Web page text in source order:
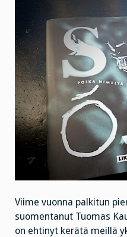
Viime vuonna palkitun
suomentanut Tuomas
on ehtinyt kerätä meillä